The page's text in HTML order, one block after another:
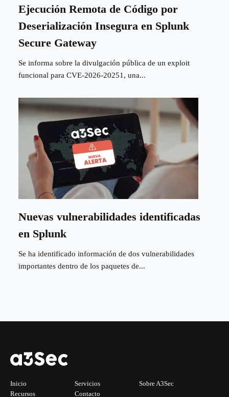
Ejecución Remota de Código por
Deserialización Insegura en Splunk
Secure Gateway
Se informa sobre la divulgación pública de un exploit
funcional para CVE-2026-20251, una...
Nuevas vulnerabilidades identificadas
en Splunk
Se ha identificado información de dos vulnerabilidades
importantes dentro de los paquetes de...
Inicio Servicios
Sobre A3Sec
Recursos
Contacto